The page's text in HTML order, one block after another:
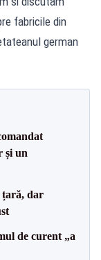
fabricile din
german
și un
țară, dar
de curent „a